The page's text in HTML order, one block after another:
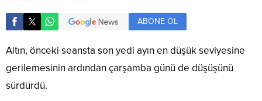
ABONE OL
Altın, önceki seansta son yedi ayın en düşük seviyesine
gerilemesinin ardından çarşamba günü de düşüşünü
sürdürdü.